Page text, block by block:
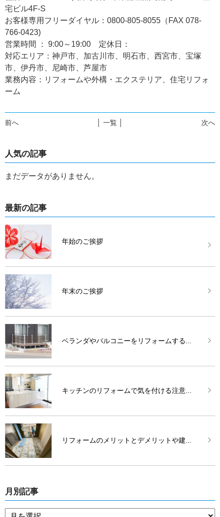
宅ビル4F-S
お客様専用フリーダイヤル：0800-805-8055（FAX 078-
766-0423)
営業時間 ： 9:00～19:00 定休日：
対応エリア：神戸市、加古川市、明石市、西宮市、宝塚
市、伊丹市、尼崎市、芦屋市
業務内容：リフォームや外構・エクステリア、住宅リフォ
ーム
前へ 次へ
│ 一覧 │
人気の記事
まだデータがありません。
最新の記事
年始のご挨拶
年末のご挨拶
ベランダやバルコニーをリフォームする...
キッチンのリフォームで気を付ける注意...
リフォームのメリットとデメリットや建...
月別記事